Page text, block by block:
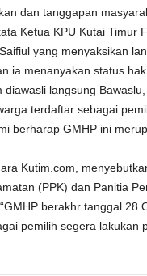
dan tanggapan
Ketua KPU Kutai
yang menyaksikan
ia menanyakan status
diawasli langsung
terdaftar sebagai
berharap GMHP ini
Kutim.com,
(PPK) dan Panitia
berakhr tanggal
pemilih segera lakukan